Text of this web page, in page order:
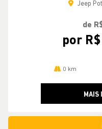
Jeep
de
por
0 km
MAIS